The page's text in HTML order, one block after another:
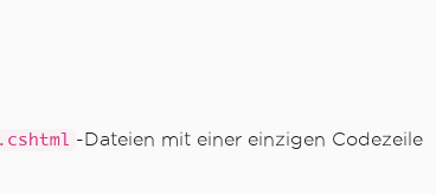
.cshtml -Dateien mit einer einzigen Codezeile